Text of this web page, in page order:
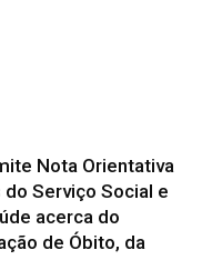
Nota Orientativa
Serviço Social e
acerca do
de Óbito, da